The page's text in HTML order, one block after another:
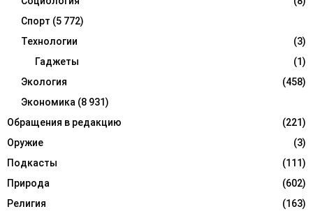
Спорт (5 772)
Технологии
(3)
Гаджеты
(1)
Экология
(458)
Экономика (8 931)
Обращения в редакцию
(221)
Оружие
(3)
Подкасты
(111)
Природа
(602)
Религия
(163)